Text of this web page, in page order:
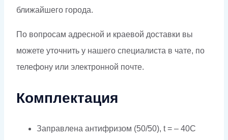
ближайшего города.
По вопросам адресной и краевой доставки вы
можете уточнить у нашего специалиста в чате, по
телефону или электронной почте.
Комплектация
Заправлена антифризом (50/50), t = – 40C